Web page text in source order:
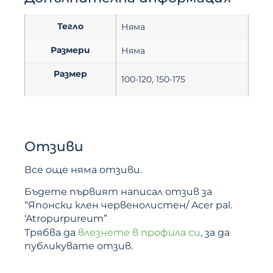
Тегло Няма
Размери Няма
Размер 100-120, 150-175
Отзиви
Все още няма отзиви.
Бъдете първият написал отзив за
“Японски клен червенолистен/ Acer pal.
‘Atropurpureum”
Трябва да влезнете в профила си, за да
публикувате отзив.